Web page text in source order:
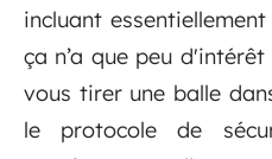
incluant
ça n’a que peu
vous tirer une balle
le protocole de